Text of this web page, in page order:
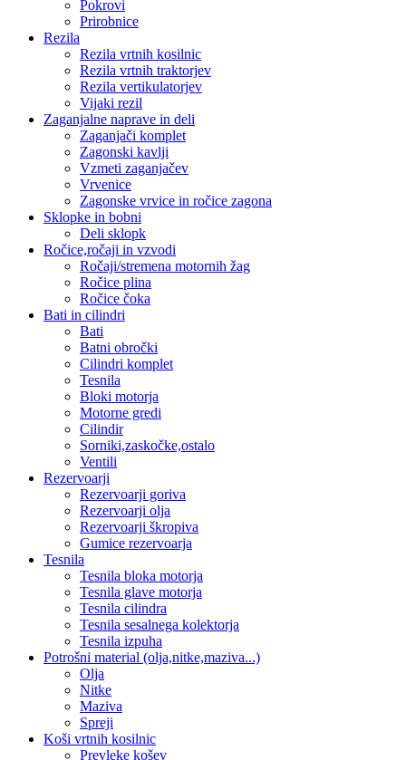
Pokrovi
Prirobnice
Rezila
Rezila vrtnih kosilnic
Rezila vrtnih traktorjev
Rezila vertikulatorjev
Vijaki rezil
Zaganjalne naprave in deli
Zaganjači komplet
Zagonski kavlji
Vzmeti zaganjačev
Vrvenice
Zagonske vrvice in ročice zagona
Sklopke in bobni
Deli sklopk
Ročice,ročaji in vzvodi
Ročaji/stremena motornih žag
Ročice plina
Ročice čoka
Bati in cilindri
Bati
Batni obročki
Cilindri komplet
Tesnila
Bloki motorja
Motorne gredi
Cilindir
Sorniki,zaskočke,ostalo
Ventili
Rezervoarji
Rezervoarji goriva
Rezervoarji olja
Rezervoarji škropiva
Gumice rezervoarja
Tesnila
Tesnila bloka motorja
Tesnila glave motorja
Tesnila cilindra
Tesnila sesalnega kolektorja
Tesnila izpuha
Potrošni material (olja,nitke,maziva...)
Olja
Nitke
Maziva
Spreji
Koši vrtnih kosilnic
Prevleke košev